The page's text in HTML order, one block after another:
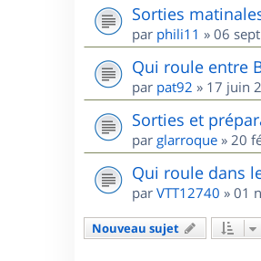
Sorties
par phili11 » 06
Qui roule entre
par pat92 » 17 juin
Sorties et
par glarroque » 20
Qui roule dans
par VTT12740 » 01
Nouveau sujet